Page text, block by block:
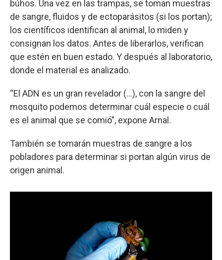
búhos. Una vez en las trampas, se toman muestras
de sangre, fluidos y de ectoparásitos (si los portan);
los científicos identifican al animal, lo miden y
consignan los datos. Antes de liberarlos, verifican
que estén en buen estado. Y después al laboratorio,
donde el material es analizado.
“El ADN es un gran revelador (...), con la sangre del
mosquito podemos determinar cuál especie o cuál
es el animal que se comió”, expone Arnal.
También se tomarán muestras de sangre a los
pobladores para determinar si portan algún virus de
origen animal.